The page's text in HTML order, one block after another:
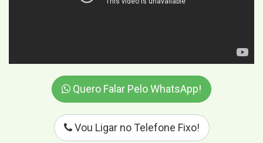
Quero Falar Pelo WhatsApp!
Vou Ligar no Telefone Fixo!